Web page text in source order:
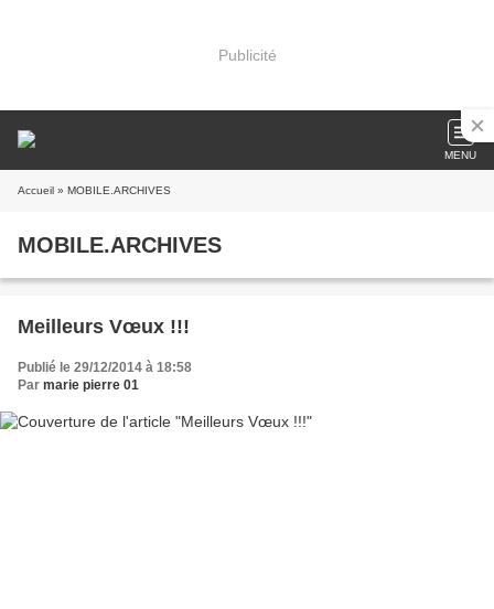
Publicité
MENU
Accueil » MOBILE.ARCHIVES
MOBILE.ARCHIVES
Meilleurs Vœux !!!
Publié le 29/12/2014 à 18:58
Par marie pierre 01